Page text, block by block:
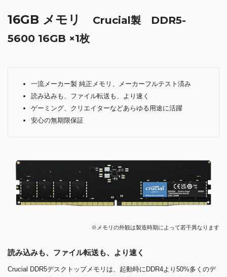
16GB メモリ
Crucial製 DDR5-
5600 16GB ×1枚
一流メーカー製 純正メモリ、メーカーフルテスト済み
読み込みも、ファイル転送も、より速く
ゲーミング、クリエイターなどあらゆる用途に活躍
安心の無期限保証
※メモリの外観は製造時期によって若干異なります
読み込みも、ファイル転送も、より速く
Crucial DDR5デスクトップメモリは、起動時にDDR4より50%多くのデ